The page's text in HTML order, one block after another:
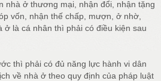
nhà ở thương mại, nhận đổi, nhận tặng
vốn, nhận thế chấp, mượn, ở nhờ,
ở là cá nhân thì phải có điều kiện sau
thì phải có đủ năng lực hành vi dân
về nhà ở theo quy định của pháp luật